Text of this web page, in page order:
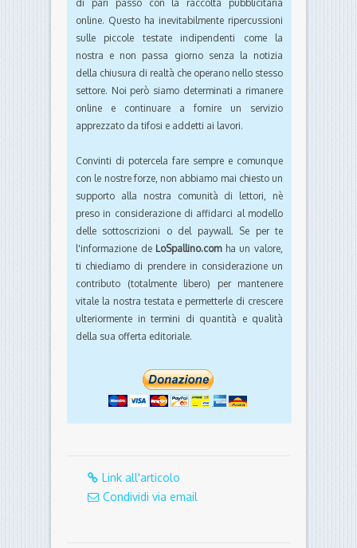
di pari passo con la raccolta pubblicitaria
online. Questo ha inevitabilmente ripercussioni
sulle piccole testate indipendenti come la
nostra e non passa giorno senza la notizia
della chiusura di realtà che operano nello stesso
settore. Noi però siamo determinati a rimanere
online e continuare a fornire un servizio
apprezzato da tifosi e addetti ai lavori.
Convinti di potercela fare sempre e comunque
con le nostre forze, non abbiamo mai chiesto un
supporto alla nostra comunità di lettori, nè
preso in considerazione di affidarci al modello
delle sottoscrizioni o del paywall. Se per te
l'informazione de LoSpallino.comha un valore,
ti chiediamo di prendere in considerazione un
contributo (totalmente libero) per mantenere
vitale la nostra testata e permetterle di crescere
ulteriormente in termini di quantità e qualità
della sua offerta editoriale.
Link all'articolo
Condividi via email